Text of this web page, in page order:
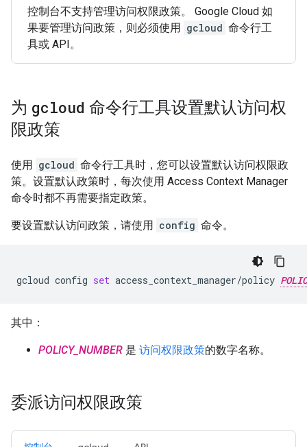
控制台不支持管理访问权限政策。 Google Cloud 如
果要管理访问政策，则必须使用 gcloud 命令行工
具或 API。
为 gcloud 命令行工具设置默认访问权
限政策
使用 gcloud 命令行工具时，您可以设置默认访问权限政
策。设置默认政策时，每次使用 Access Context Manager
命令时都不再需要指定政策。
要设置默认访问政策，请使用 config 命令。
gcloud config set access_context_manager/policy
其中：
POLICY_NUMBER 是 访问权限政策的数字名称。
委派访问权限政策